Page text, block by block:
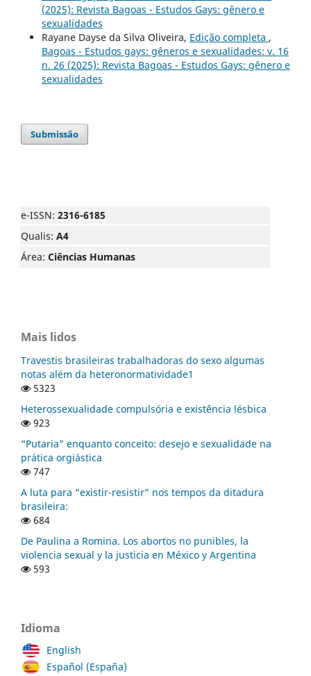
(2025): Revista Bagoas - Estudos Gays: gênero e
sexualidades
Rayane Dayse da Silva Oliveira, Edição completa ,
Bagoas - Estudos gays: gêneros e sexualidades: v. 16
n. 26 (2025): Revista Bagoas - Estudos Gays: gênero e
sexualidades
Submissão
e-ISSN: 2316-6185
Qualis: A4
Área: Ciências Humanas
Mais lidos
Travestis brasileiras trabalhadoras do sexo algumas
notas além da heteronormatividade1
5323
Heterossexualidade compulsória e existência lésbica
923
“Putaria" enquanto conceito: desejo e sexualidade na
prática orgiástica
747
A luta para “existir-resistir” nos tempos da ditadura
brasileira:
684
De Paulina a Romina. Los abortos no punibles, la
violencia sexual y la justicia en México y Argentina
593
Idioma
English
Español (España)